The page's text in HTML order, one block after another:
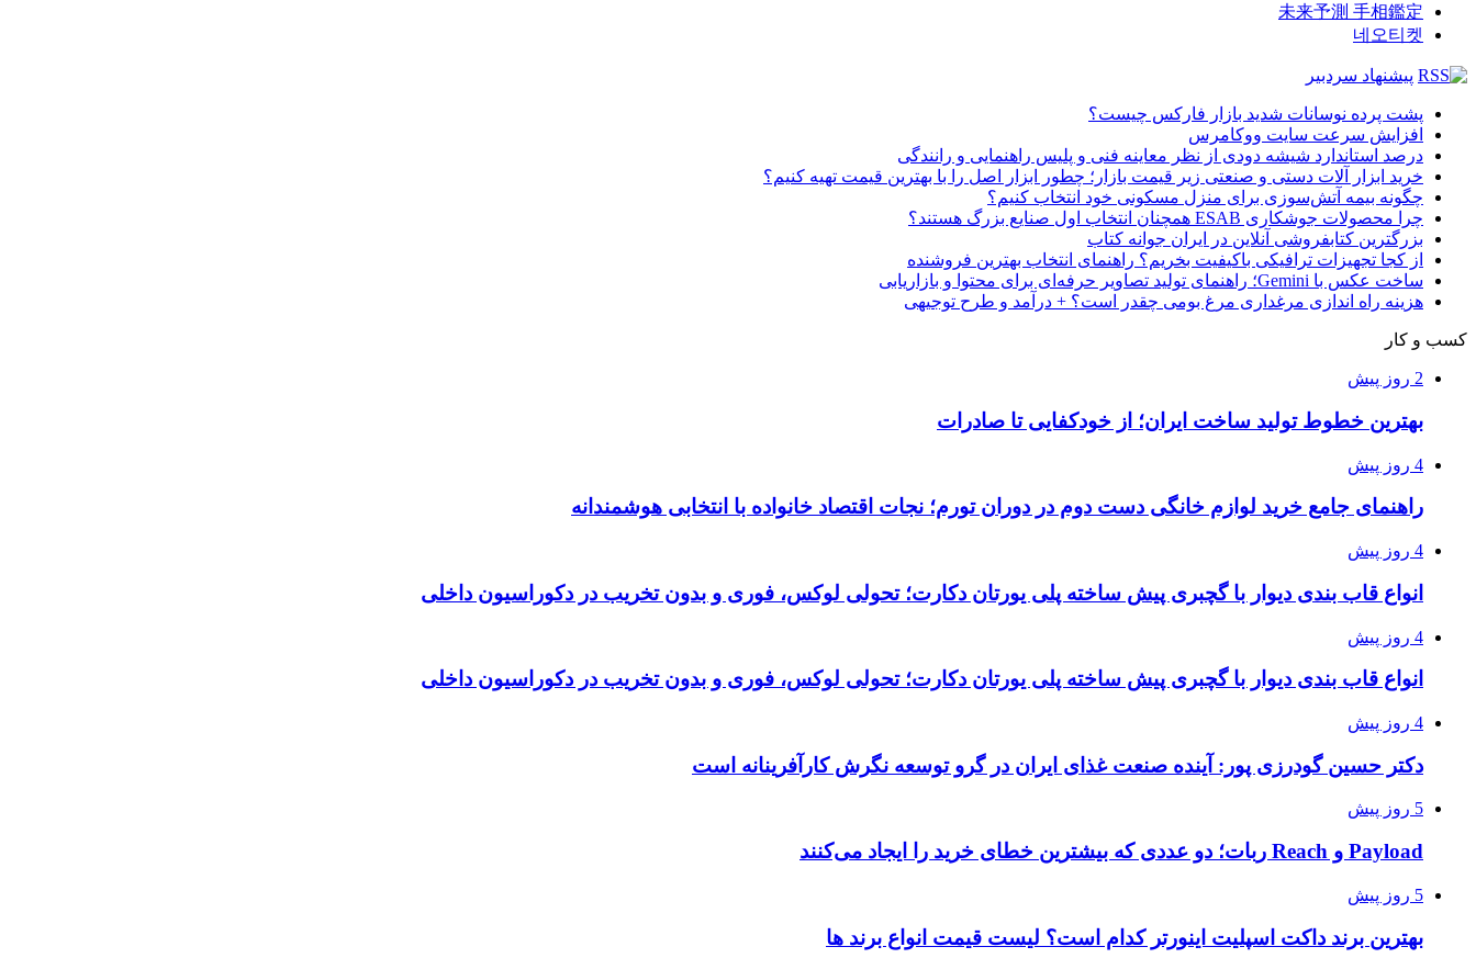
未来予測 手相鑑定
네오티켓
پیشنهاد سردبیر
پشت پرده نوسانات شدید بازار فارکس چیست؟
افزایش سرعت سایت ووکامرس
درصد استاندارد شیشه دودی از نظر معاینه فنی و پلیس راهنمایی و رانندگی
خرید ابزار آلات دستی و صنعتی زیر قیمت بازار؛ چطور ابزار اصل را با بهترین قیمت تهیه کنیم؟
چگونه بیمه آتش‌سوزی برای منزل مسکونی خود انتخاب کنیم؟
چرا محصولات جوشکاری ESAB همچنان انتخاب اول صنایع بزرگ هستند؟
بزرگترین کتابفروشی آنلاین در ایران جوانه کتاب
از کجا تجهیزات ترافیکی باکیفیت بخریم؟ راهنمای انتخاب بهترین فروشنده
ساخت عکس با Gemini؛ راهنمای تولید تصاویر حرفه‌ای برای محتوا و بازاریابی
هزینه راه اندازی مرغداری مرغ بومی چقدر است؟ + درآمد و طرح توجیهی
کسب و کار
2 روز پیش
بهترین خطوط تولید ساخت ایران؛ از خودکفایی تا صادرات
4 روز پیش
راهنمای جامع خرید لوازم خانگی دست دوم در دوران تورم؛ نجات اقتصاد خانواده با انتخابی هوشمندانه
4 روز پیش
انواع قاب بندی دیوار با گچبری پیش ساخته پلی یورتان دکارت؛ تحولی لوکس، فوری و بدون تخریب در دکوراسیون داخلی
4 روز پیش
انواع قاب بندی دیوار با گچبری پیش ساخته پلی یورتان دکارت؛ تحولی لوکس، فوری و بدون تخریب در دکوراسیون داخلی
4 روز پیش
دکتر حسین گودرزی پور: آینده صنعت غذای ایران در گرو توسعه نگرش کارآفرینانه است
5 روز پیش
Payload و Reach ربات؛ دو عددی که بیشترین خطای خرید را ایجاد می‌کنند
5 روز پیش
بهترین برند داکت اسپلیت اینورتر کدام است؟ لیست قیمت انواع برند ها